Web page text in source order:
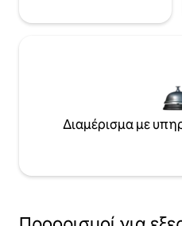
Διαμέρισμα με